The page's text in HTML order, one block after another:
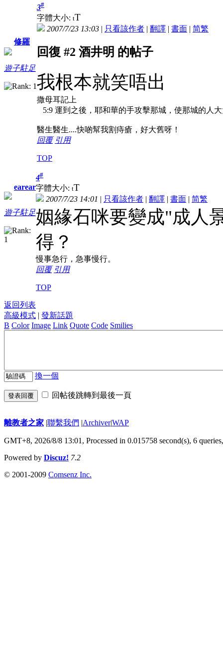
修羅
遊子駐足
3#
字體大小: tT
2007/7/23 13:03 | 只看該作者 | 翻譯 | 書面 | 简繁
回復 #2 酒井明 的帖子
我根本就笑唔出
撒母耳記上
5:9 運到之後，耶和華的手攻擊那城，使那城的人
醫生醫生....快啲幫我割痔瘡，好大舊呀！
回覆 引用
TOP
earear
遊子駐足
4#
字體大小: tT
2007/7/23 14:01 | 只看該作者 | 翻譯 | 書面 | 简繁
姻緣石咪要變成"成人
得？
慢事急行，急事慢行。
回覆 引用
TOP
返回列表
高級模式 | 發新話題
B Color Image Link Quote Code Smilies
換一個
發表回覆 回帖後跳轉到最後一頁
離教者之家 |聯繫我們 |Archiver|WAP
GMT+8, 2026/8/8 13:01, Processed in 0.015758 second(s), 6
Powered by Discuz! 7.2
© 2001-2009 Comsenz Inc.